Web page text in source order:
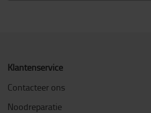
Klantenservice
Contacteer ons
Noodreparatie